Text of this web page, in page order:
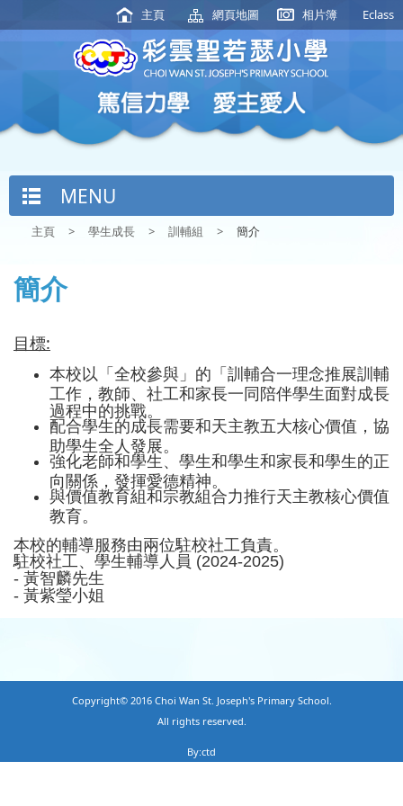
主頁 網頁地圖 相片簿 Eclass
MENU
主頁 > 學生成長 > 訓輔組 > 簡介
簡介
目標:
本校以「全校參與」的「訓輔合一理念推展訓輔
工作，教師、社工和家長一同陪伴學生面對成長
過程中的挑戰。
配合學生的成長需要和天主教五大核心價值，協
助學生全人發展。
強化老師和學生、學生和學生和家長和學生的正
向關係，發揮愛德精神。
與價值教育組和宗教組合力推行天主教核心價值
教育。
本校的輔導服務由兩位駐校社工負責。
駐校社工、學生輔導人員 (2024-2025)
- 黃智麟先生
- 黃紫瑩小姐
Copyright© 2016 Choi Wan St. Joseph's Primary School.
All rights reserved.
By:ctd